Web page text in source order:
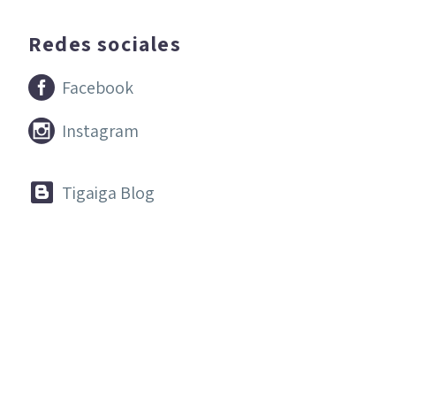
Redes sociales

 Facebook

 Instagram

 Tigaiga Blog